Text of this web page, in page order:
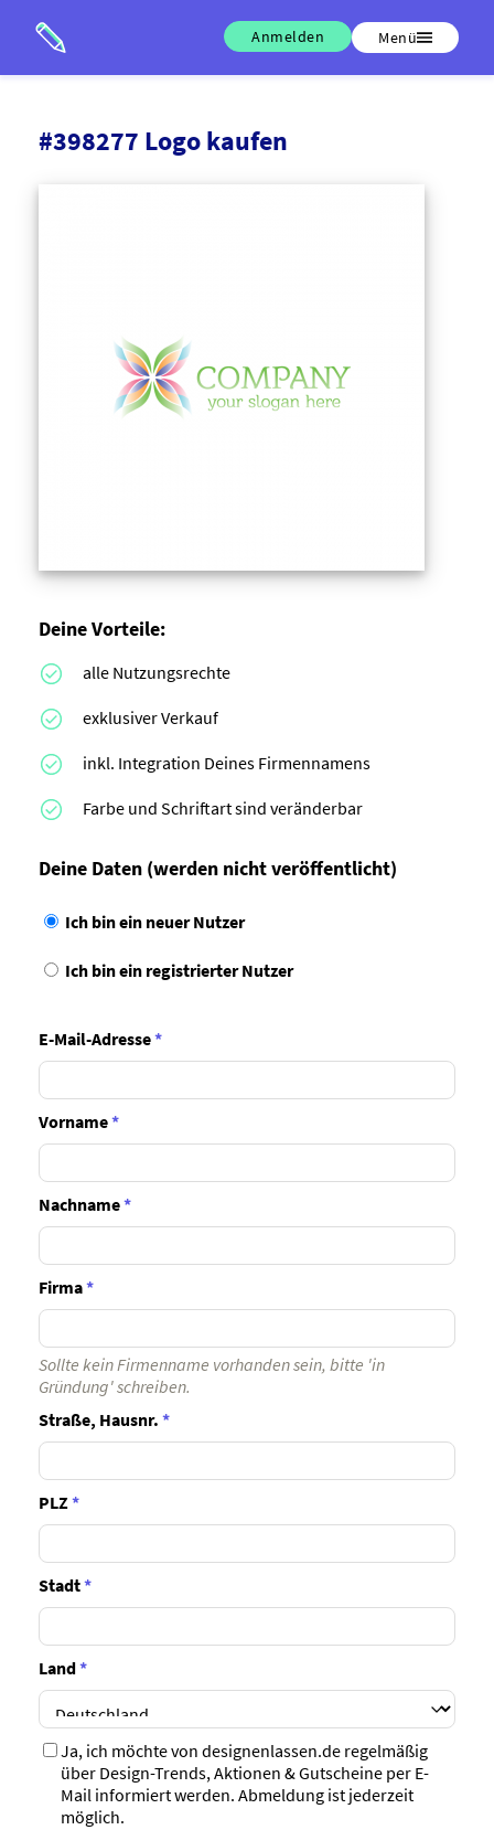
Anmelden Menü
#398277 Logo kaufen
Deine Vorteile:
alle Nutzungsrechte
exklusiver Verkauf
inkl. Integration Deines Firmennamens
Farbe und Schriftart sind veränderbar
Deine Daten (werden nicht veröffentlicht)
Ich bin ein neuer Nutzer
Ich bin ein registrierter Nutzer
E-Mail-Adresse*
Vorname*
Nachname*
Firma*
Sollte kein Firmenname vorhanden sein, bitte 'in
Gründung' schreiben.
Straße, Hausnr. *
PLZ*
Stadt*
Land*
Ja, ich möchte von designenlassen.de regelmäßig
über Design-Trends, Aktionen & Gutscheine per E-
Mail informiert werden. Abmeldung ist jederzeit
möglich.